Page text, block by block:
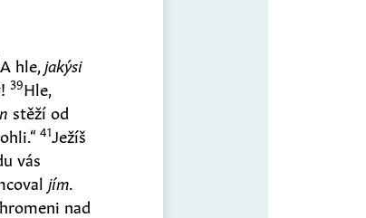
A hle, jakýsi
39Hle,
stěží od
41Ježíš
vás
jím.
nad